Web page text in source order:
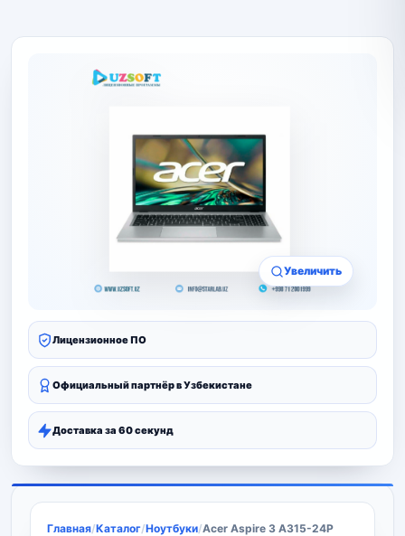
Увеличить
Лицензионное ПО
Официальный партнёр в Узбекистане
Доставка за 60 секунд
Главная/Каталог/Ноутбуки/Acer Aspire 3 A315-24P